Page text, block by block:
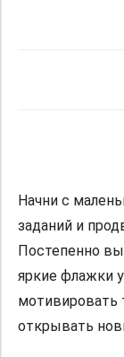
Начни с
заданий и
Постепенно
яркие флажки
мотивировать
открывать